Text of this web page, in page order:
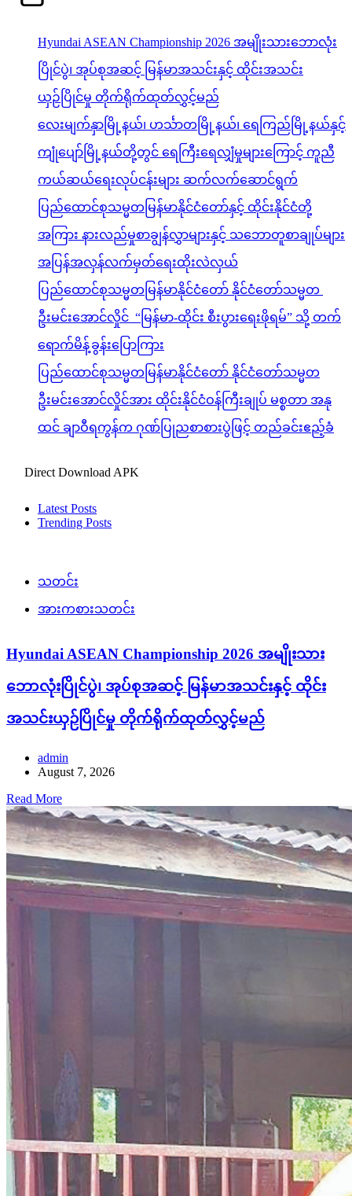
Hyundai ASEAN Championship 2026 အမျိုးသားဘောလုံး
ပြိုင်ပွဲ၊ အုပ်စုအဆင့် မြန်မာအသင်းနှင့် ထိုင်းအသင်း
ယှဉ်ပြိုင်မှု တိုက်ရိုက်ထုတ်လွှင့်မည်
လေးမျက်နှာမြို့နယ်၊ ဟင်္သာတမြို့နယ်၊ ရေကြည်မြို့နယ်နှင့်
ကျုံပျော်မြို့နယ်တို့တွင် ရေကြီးရေလျှံမှုများကြောင့် ကူညီ
ကယ်ဆယ်ရေးလုပ်ငန်းများ ဆက်လက်ဆောင်ရွက်
ပြည်ထောင်စုသမ္မတမြန်မာနိုင်ငံတော်နှင့် ထိုင်းနိုင်ငံတို့
အကြား နားလည်မှုစာချွန်လွှာများနှင့် သဘောတူစာချုပ်များ
အပြန်အလှန်လက်မှတ်ရေးထိုးလဲလှယ်
ပြည်ထောင်စုသမ္မတမြန်မာနိုင်ငံတော် နိုင်ငံတော်သမ္မတ
ဦးမင်းအောင်လှိုင် “မြန်မာ-ထိုင်း စီးပွားရေးဖိုရမ်” သို့ တက်
ရောက်မိန့်ခွန်းပြောကြား
ပြည်ထောင်စုသမ္မတမြန်မာနိုင်ငံတော် နိုင်ငံတော်သမ္မတ
ဦးမင်းအောင်လှိုင်အား ထိုင်းနိုင်ငံဝန်ကြီးချုပ် မစ္စတာ အနု
ထင် ချာဝီရကွန်က ဂုဏ်ပြုညစာစားပွဲဖြင့် တည်ခင်းဧည့်ခံ
Direct Download APK
Latest Posts
Trending Posts
သတင်း
အားကစားသတင်း
Hyundai ASEAN Championship 2026 အမျိုးသား
ဘောလုံးပြိုင်ပွဲ၊ အုပ်စုအဆင့် မြန်မာအသင်းနှင့် ထိုင်း
အသင်းယှဉ်ပြိုင်မှု တိုက်ရိုက်ထုတ်လွှင့်မည်
admin
August 7, 2026
Read More